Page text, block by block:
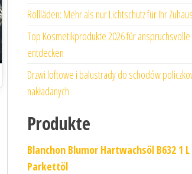
Rollläden: Mehr als nur Lichtschutz für Ihr
Top Kosmetikprodukte 2026 für anspruchsvolle
entdecken
Drzwi loftowe i balustrady do schodów
nakładanych
Produkte
Blanchon Blumor Hartwachsöl B632 1 L
Parkettöl